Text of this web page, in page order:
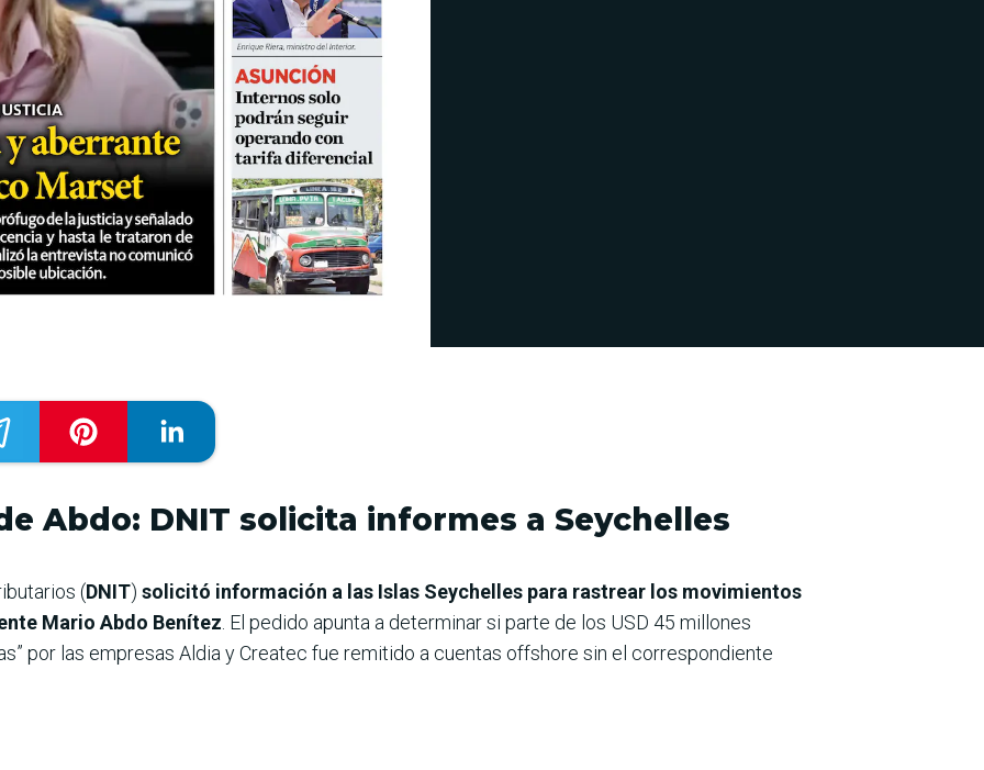
Abdo: DNIT solicita informes a Seychelles
(DNIT) solicitó información a las Islas Seychelles para rastrear los movimientos
Mario Abdo Benítez . El pedido apunta a determinar si parte de los USD 45 millones
por las empresas Aldia y Createc fue remitido a cuentas offshore sin el correspondiente